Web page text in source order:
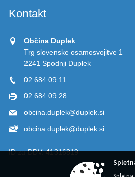
Kontakt
Občina Duplek
Trg slovenske osamosvojitve 1
2241 Spodnji Duplek
02 684 09 11
02 684 09 28
obcina.duplek@duplek.si
obcina.duplek@duplek.si
ID za DDV: 41316819